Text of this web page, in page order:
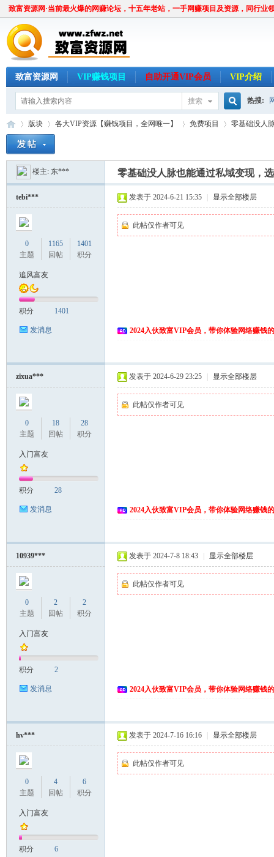
致富资源网·当前最火爆的网赚论坛，十五年老站，一手网赚项目及资源，同行业
致富资源网 VIP赚钱项目 自助开通VIP会员 VIP介绍
搜索
搜
索
热搜:
源
»
版块
›
各大VIP资源【赚钱项目，全网唯一】
›
免费项目
›
零基础没人
楼主: 东*** 零基础没人脉也能通过私域变现，
tebi***
0
主题
1165
回帖
1401
积分
追风富友
积分 1401
发消息
发表于 2024-6-21 15:35 显示全部楼层
此帖仅作者可见
2024入伙致富VIP会员，带你体验网络赚钱
zixua***
0
主题
18
回帖
28
积分
入门富友
积分 28
发消息
发表于 2024-6-29 23:25 显示全部楼层
此帖仅作者可见
2024入伙致富VIP会员，带你体验网络赚钱
10939***
0
主题
2
回帖
2
积分
入门富友
积分 2
发消息
发表于 2024-7-8 18:43 显示全部楼层
此帖仅作者可见
2024入伙致富VIP会员，带你体验网络赚钱
hv***
0
主题
4
回帖
6
积分
入门富友
积分 6
发表于 2024-7-16 16:16 显示全部楼层
此帖仅作者可见